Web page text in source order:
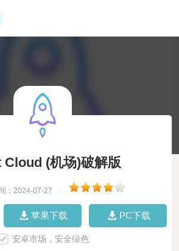
Cloud (机场)破解版
：2024-07-27
苹果下载 PC下载
安卓市场，安全绿色